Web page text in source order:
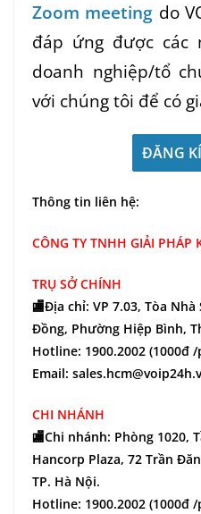
Zoom meeting do
đáp ứng được các
doanh nghiệp/tổ
với chúng tôi để có
ĐĂNG
Thông tin liên hệ:
CÔNG TY TNHH GIẢI PHÁP
TRỤ SỞ CHÍNH
🏬Địa chỉ: VP 7.03, Tòa
Đồng, Phường Hiệp Bình,
Hotline: 1900.2002 (1000đ
Email:
CHI NHÁNH
🏬Chi nhánh: Phòng 1020,
Hancorp Plaza, 72 Trần
TP. Hà Nội.
Hotline: 1900.2002 (1000đ